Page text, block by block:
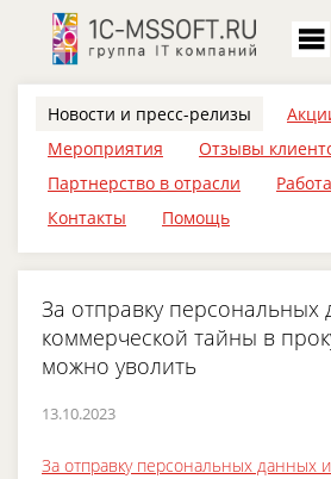
Новости и пресс-релизы
Мероприятия
Отзывы
Партнерство в отрасли
Контакты
Помощь
За отправку персональных
коммерческой тайны в
можно уволить
13.10.2023
За отправку персональных данных